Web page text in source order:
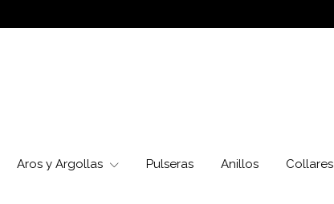
Aros y Argollas Pulseras Anillos Collares